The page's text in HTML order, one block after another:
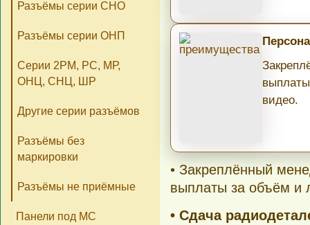
видео.
• Закреплённый
выплаты за объём и
• Сдача
Разъёмы серии СНО
Разъёмы серии ОНП
Серии 2РМ, РС, МР,
ОНЦ, СНЦ, ШР
Другие серии разъёмов
Разъёмы без
маркировки
Разъёмы не приёмные
Панели под МС